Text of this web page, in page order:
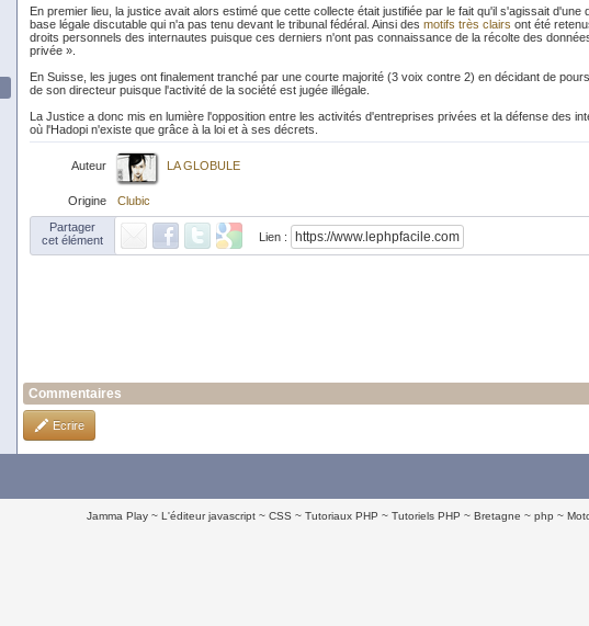
En premier lieu, la justice avait alors estimé que cette collecte était justifiée par le fait qu'il s'agissait
base légale discutable qui n'a pas tenu devant le tribunal fédéral. Ainsi des motifs très clairs ont été
droits personnels des internautes puisque ces derniers n'ont pas connaissance de la récolte des
privée ».
En Suisse, les juges ont finalement tranché par une courte majorité (3 voix contre 2) en décidant de
de son directeur puisque l'activité de la société est jugée illégale.
La Justice a donc mis en lumière l'opposition entre les activités d'entreprises privées et la défense des
où l'Hadopi n'existe que grâce à la loi et à ses décrets.
Auteur LA GLOBULE
Origine
Clubic
Partager
cet élément
Lien :
Commentaires
Ecrire
Jamma Play L'éditeur javascript CSS Tutoriaux PHP Tutoriels PHP Bretagne php